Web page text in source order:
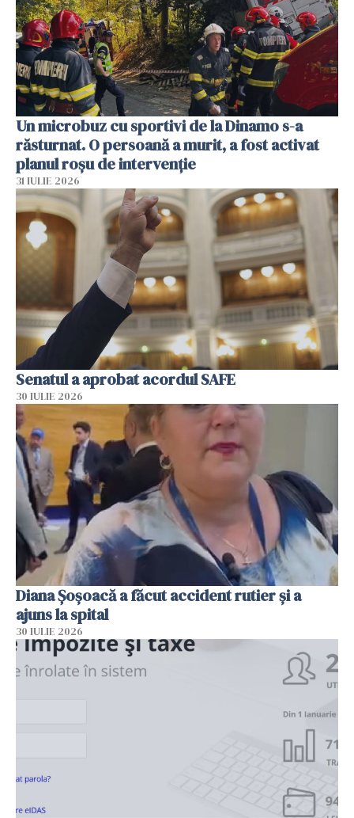
Un microbuz cu sportivi de la Dinamo s-a
răsturnat. O persoană a murit, a fost activat
planul roșu de intervenție
31 IULIE 2026
Senatul a aprobat acordul SAFE
30 IULIE 2026
Diana Șoșoacă a făcut accident rutier și a
ajuns la spital
30 IULIE 2026